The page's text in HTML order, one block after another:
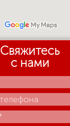
Свяжитесь
с нами